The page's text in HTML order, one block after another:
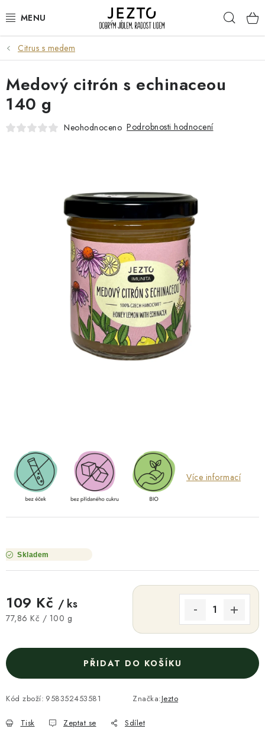
na
DÁRKOVÉ SADY
TRVANLIVÉ
DROGERIE A KOSMETIKA
RELAX A REGENERACE
NÁŠ PŘÍBĚH FIREMNÍ DÁRKY
KONTAKTY
DOPRAVA A PLATBA
Citrus s medem
Více informací
Skladem
109 Kč / ks
Měrná cena:
77,86 Kč / 100 g
PŘIDAT DO KOŠÍKU
Kód zboží: 958352453581 Značka:Jezto
Tisk Zeptat se Sdílet
Medový citrón s echinaceou
140 g
Neohodnoceno Podrobnosti hodnocení